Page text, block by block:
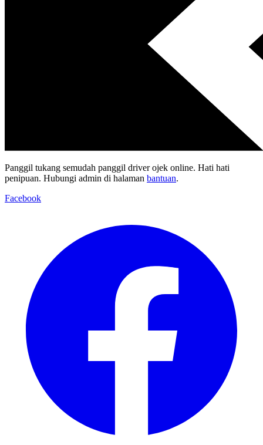
Panggil tukang semudah panggil driver ojek online. Hati hati
penipuan. Hubungi admin di halaman bantuan.
Facebook